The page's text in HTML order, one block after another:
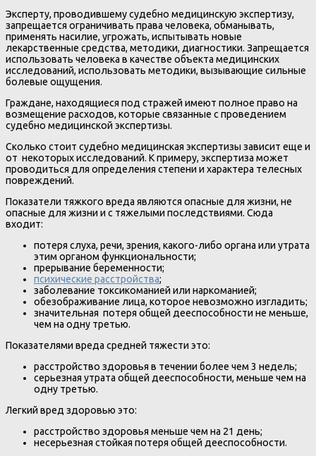
Эксперту, проводившему судебно медицинскую экспертизу,
запрещается ограничивать права человека, обманывать,
применять насилие, угрожать, испытывать новые
лекарственные средства, методики, диагностики. Запрещается
использовать человека в качестве объекта медицинских
исследований, использовать методики, вызывающие сильные
болевые ощущения.
Граждане, находящиеся под стражей имеют полное право на
возмещение расходов, которые связанные с проведением
судебно медицинской экспертизы.
Сколько стоит судебно медицинская экспертизы зависит еще и
от некоторых исследований. К примеру, экспертиза может
проводиться для определения степени и характера телесных
повреждений.
Показатели тяжкого вреда являются опасные для жизни, не
опасные для жизни и с тяжелыми последствиями. Сюда
входит:
потеря слуха, речи, зрения, какого-либо органа или утрата
этим органом функциональности;
прерывание беременности;
психические расстройства;
заболевание токсикоманией или наркоманией;
обезображивание лица, которое невозможно изгладить;
значительная потеря общей дееспособности не меньше,
чем на одну третью.
Показателями вреда средней тяжести это:
расстройство здоровья в течении более чем 3 недель;
серьезная утрата общей дееспособности, меньше чем на
одну третью.
Легкий вред здоровью это:
расстройство здоровья меньше чем на 21 день;
несерьезная стойкая потеря общей дееспособности.